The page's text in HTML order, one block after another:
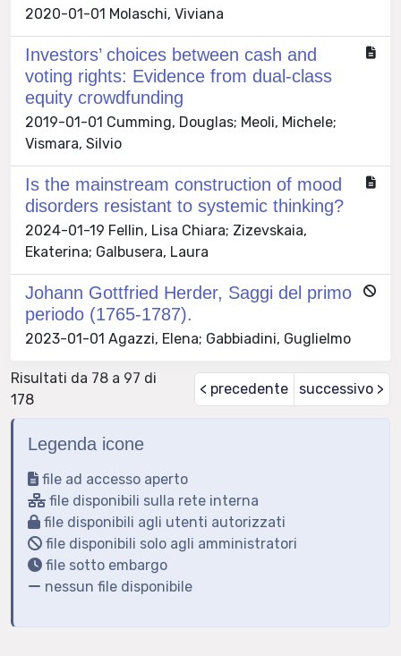
2020-01-01 Molaschi, Viviana
Investors’ choices between cash and
voting rights: Evidence from dual-class
equity crowdfunding
2019-01-01 Cumming, Douglas; Meoli, Michele;
Vismara, Silvio
Is the mainstream construction of mood
disorders resistant to systemic thinking?
2024-01-19 Fellin, Lisa Chiara; Zizevskaia,
Ekaterina; Galbusera, Laura
Johann Gottfried Herder, Saggi del primo
periodo (1765-1787).
2023-01-01 Agazzi, Elena; Gabbiadini, Guglielmo
Risultati da 78 a 97 di
178
< precedente successivo >
Legenda icone
file ad accesso aperto
file disponibili sulla rete interna
file disponibili agli utenti autorizzati
file disponibili solo agli amministratori
file sotto embargo
nessun file disponibile